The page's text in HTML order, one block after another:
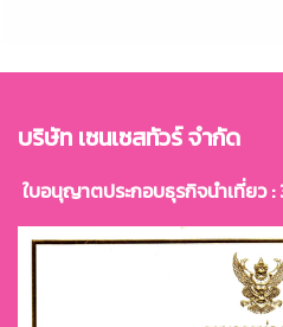
บริษัท เซนเซสทัวร์ จำกัด
ใบอนุญาตประกอบธุรกิจนำเที่ยว :